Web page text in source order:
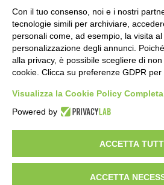
Il potenziale invisibile: come la
curiosità guida l’evoluzione
11 ore fa
Milano tra tradizione e
battito sottile di una metropoli in
17 ore fa
Visibileweb - IT03270560802 -
Privacy Policy
Con il tuo consenso, noi e i nostri
tecnologie simili per archiviare,
personali come, ad esempio, la visita
personalizzazione degli annunci.
alla privacy, è possibile scegliere di
cookie. Clicca su preferenze GDPR per
Visualizza la Cookie Policy Completa
Powered by
ACCETTA
ACCETTA